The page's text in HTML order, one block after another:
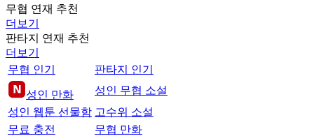
무협 연재 추천
더보기
판타지 연재 추천
더보기
무협 인기
판타지 인기
성인 만화
성인 무협 소설
성인 웹툰 선물함 고수위 소설
무료 충전
무협 만화